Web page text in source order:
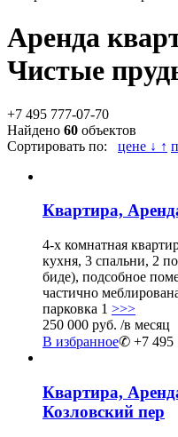
Аренда
Чистые
+7 495 777-07-70
Найдено 60 объектов
Сортировать по: цене ↓ ↑
Квартира,
4-х комнатная
кухня, 3 спальни, 2
биде), подсобное
частично
парковка 1 >>>
250 000 руб. /в месяц
В избранное✆ +7 495
Квартира,
Козловский пер